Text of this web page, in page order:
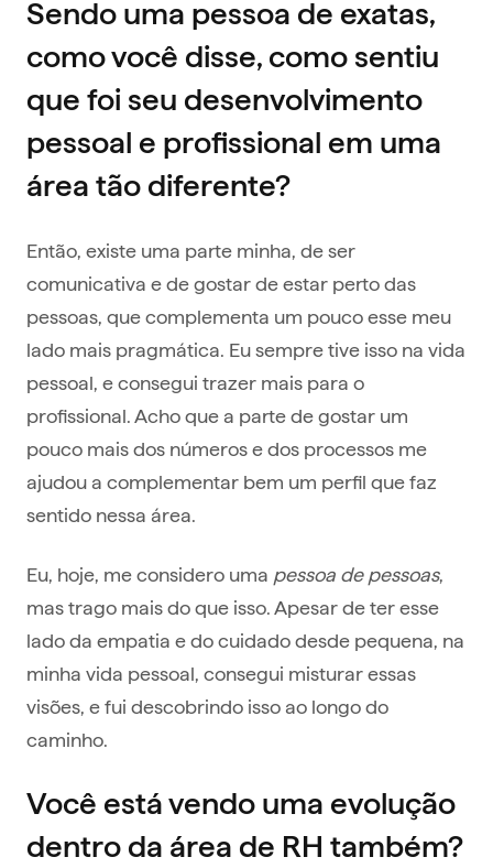
Sendo uma pessoa de exatas,
como você disse, como sentiu
que foi seu desenvolvimento
pessoal e profissional em uma
área tão diferente?
Então, existe uma parte minha, de ser
comunicativa e de gostar de estar perto das
pessoas, que complementa um pouco esse meu
lado mais pragmática. Eu sempre tive isso na vida
pessoal, e consegui trazer mais para o
profissional. Acho que a parte de gostar um
pouco mais dos números e dos processos me
ajudou a complementar bem um perfil que faz
sentido nessa área.
Eu, hoje, me considero uma pessoa de pessoas,
mas trago mais do que isso. Apesar de ter esse
lado da empatia e do cuidado desde pequena, na
minha vida pessoal, consegui misturar essas
visões, e fui descobrindo isso ao longo do
caminho.
Você está vendo uma evolução
dentro da área de RH também?